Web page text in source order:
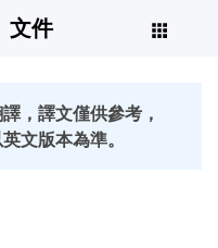
文件
，譯文僅供參考，
文版本為準。